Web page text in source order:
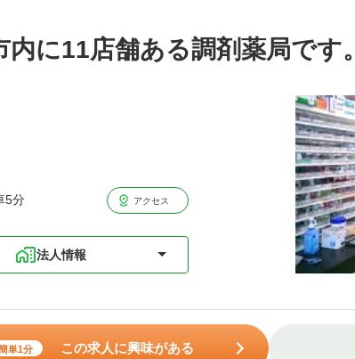
に11店舗ある調剤薬局です。
5分 アクセス
法人情報
単1分 この求人に興味がある